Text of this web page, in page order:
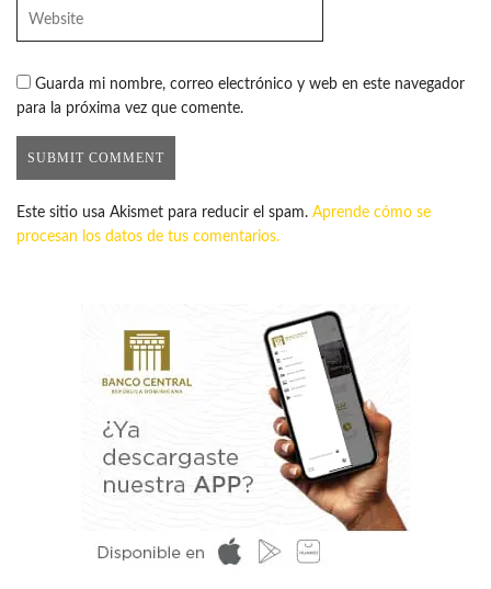
Guarda mi nombre, correo electrónico y web en este navegador
para la próxima vez que comente.
Este sitio usa Akismet para reducir el spam. Aprende cómo se
procesan los datos de tus comentarios.